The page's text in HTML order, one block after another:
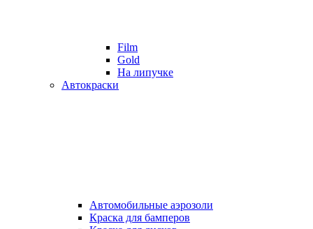
Film
Gold
На липучке
Автокраски
Автомобильные аэрозоли
Краска для бамперов